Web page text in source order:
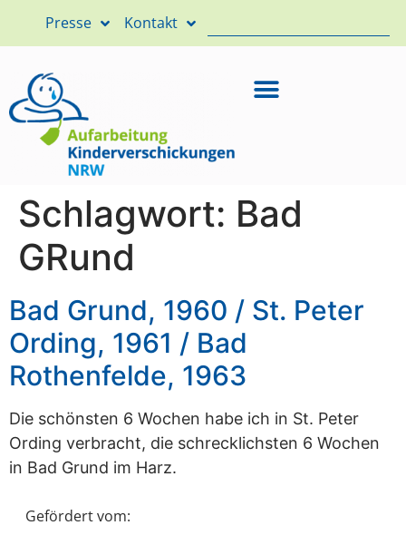
Presse Kontakt
Schlagwort: Bad
GRund
Bad Grund, 1960 / St. Peter
Ording, 1961 / Bad
Rothenfelde, 1963
Die schönsten 6 Wochen habe ich in St. Peter
Ording verbracht, die schrecklichsten 6 Wochen
in Bad Grund im Harz.
Gefördert vom: